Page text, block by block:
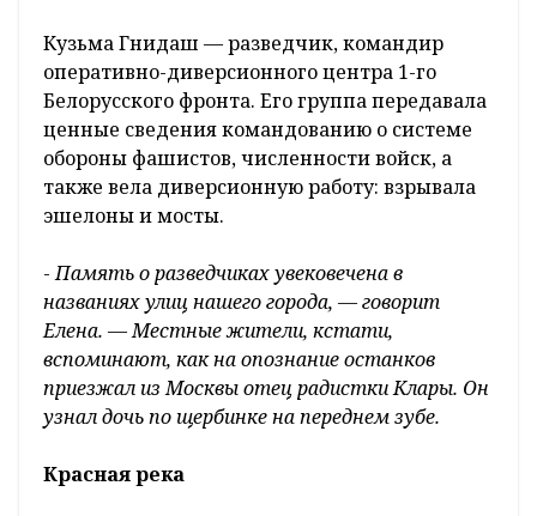
Кузьма Гнидаш — разведчик, командир
оперативно-диверсионного центра 1-го
Белорусского фронта. Его группа передавала
ценные сведения командованию о системе
обороны фашистов, численности войск, а
также вела диверсионную работу: взрывала
эшелоны и мосты.
-Память о разведчиках увековечена в
названиях улиц нашего города, — говорит
Елена. — Местные жители, кстати,
вспоминают, как на опознание останков
приезжал из Москвы отец радистки Клары. Он
узнал дочь по щербинке на переднем зубе.
Красная река